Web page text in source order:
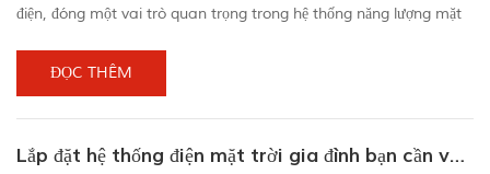
điện, đóng một vai trò quan trọng trong hệ thống năng lượng mặt
bảng điều khiển năng lượng mặt trời rất tốt để chuyển đổi dòng điện
một chiều thành dòng điện xoay chiều. Dòng điện một chiều là
dòng điện khi kh...
ĐỌC THÊM
Lắp đặt hệ thống điện mặt trời gia đình bạn cần vào mùa hè